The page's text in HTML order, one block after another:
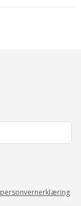
personvernerklæring